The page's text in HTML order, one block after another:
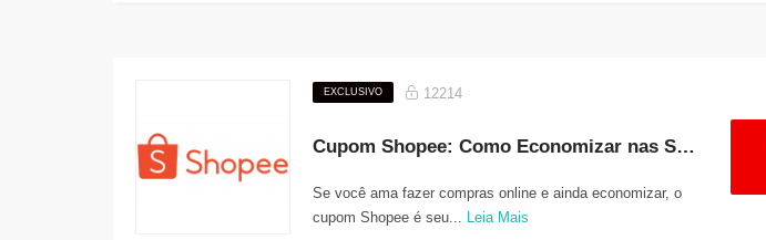
EXCLUSIVO 12214
Cupom Shopee: Como Economizar nas Suas Compras Online
Se você ama fazer compras online e ainda economizar, o
cupom Shopee é seu... Leia Mais